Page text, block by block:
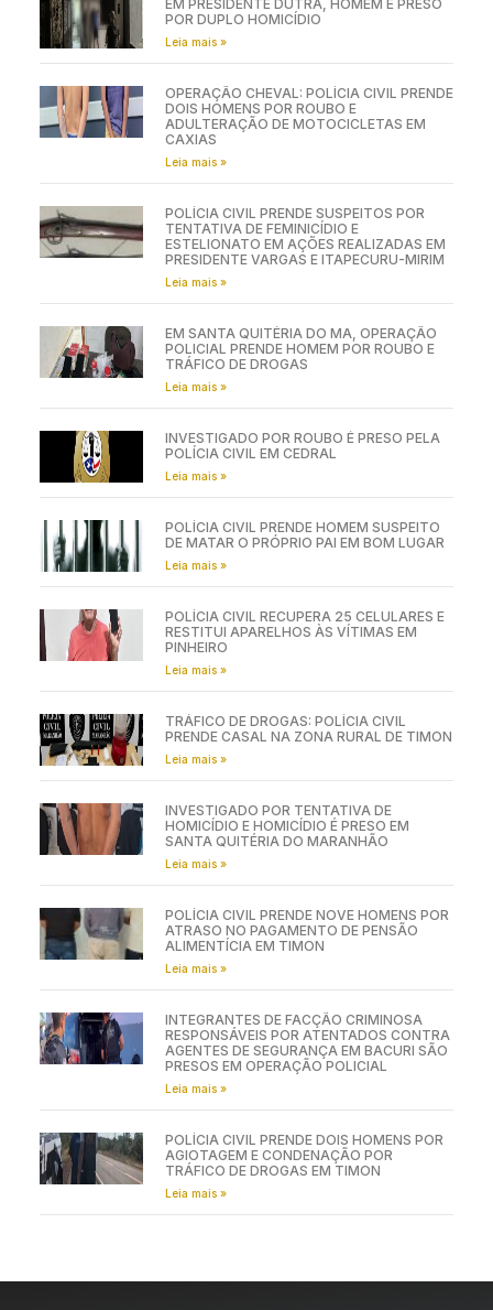
EM PRESIDENTE DUTRA, HOMEM É PRESO
POR DUPLO HOMICÍDIO
Leia mais »
OPERAÇÃO CHEVAL: POLÍCIA CIVIL PRENDE
DOIS HOMENS POR ROUBO E
ADULTERAÇÃO DE MOTOCICLETAS EM
CAXIAS
Leia mais »
POLÍCIA CIVIL PRENDE SUSPEITOS POR
TENTATIVA DE FEMINICÍDIO E
ESTELIONATO EM AÇÕES REALIZADAS EM
PRESIDENTE VARGAS E ITAPECURU-MIRIM
Leia mais »
EM SANTA QUITÉRIA DO MA, OPERAÇÃO
POLICIAL PRENDE HOMEM POR ROUBO E
TRÁFICO DE DROGAS
Leia mais »
INVESTIGADO POR ROUBO É PRESO PELA
POLÍCIA CIVIL EM CEDRAL
Leia mais »
POLÍCIA CIVIL PRENDE HOMEM SUSPEITO
DE MATAR O PRÓPRIO PAI EM BOM LUGAR
Leia mais »
POLÍCIA CIVIL RECUPERA 25 CELULARES E
RESTITUI APARELHOS ÀS VÍTIMAS EM
PINHEIRO
Leia mais »
TRÁFICO DE DROGAS: POLÍCIA CIVIL
PRENDE CASAL NA ZONA RURAL DE TIMON
Leia mais »
INVESTIGADO POR TENTATIVA DE
HOMICÍDIO E HOMICÍDIO É PRESO EM
SANTA QUITÉRIA DO MARANHÃO
Leia mais »
POLÍCIA CIVIL PRENDE NOVE HOMENS POR
ATRASO NO PAGAMENTO DE PENSÃO
ALIMENTÍCIA EM TIMON
Leia mais »
INTEGRANTES DE FACÇÃO CRIMINOSA
RESPONSÁVEIS POR ATENTADOS CONTRA
AGENTES DE SEGURANÇA EM BACURI SÃO
PRESOS EM OPERAÇÃO POLICIAL
Leia mais »
POLÍCIA CIVIL PRENDE DOIS HOMENS POR
AGIOTAGEM E CONDENAÇÃO POR
TRÁFICO DE DROGAS EM TIMON
Leia mais »